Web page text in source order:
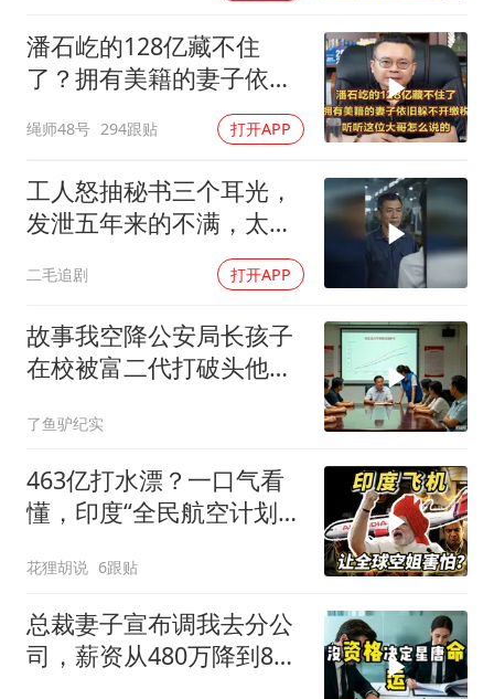
潘石屹的128亿藏不住
了？拥有美籍的妻子依旧
绳师48号 294跟贴 打开APP
工人怒抽秘书三个耳光，
发泄五年来的不满，太解
二毛追剧 打开APP
故事我空降公安局长孩子
在校被富二代打破头他爹
了鱼驴纪实
463亿打水漂？一口气看
懂，印度“全民航空计划”
花狸胡说 6跟贴
总裁妻子宣布调我去分公
司，薪资从480万降到8